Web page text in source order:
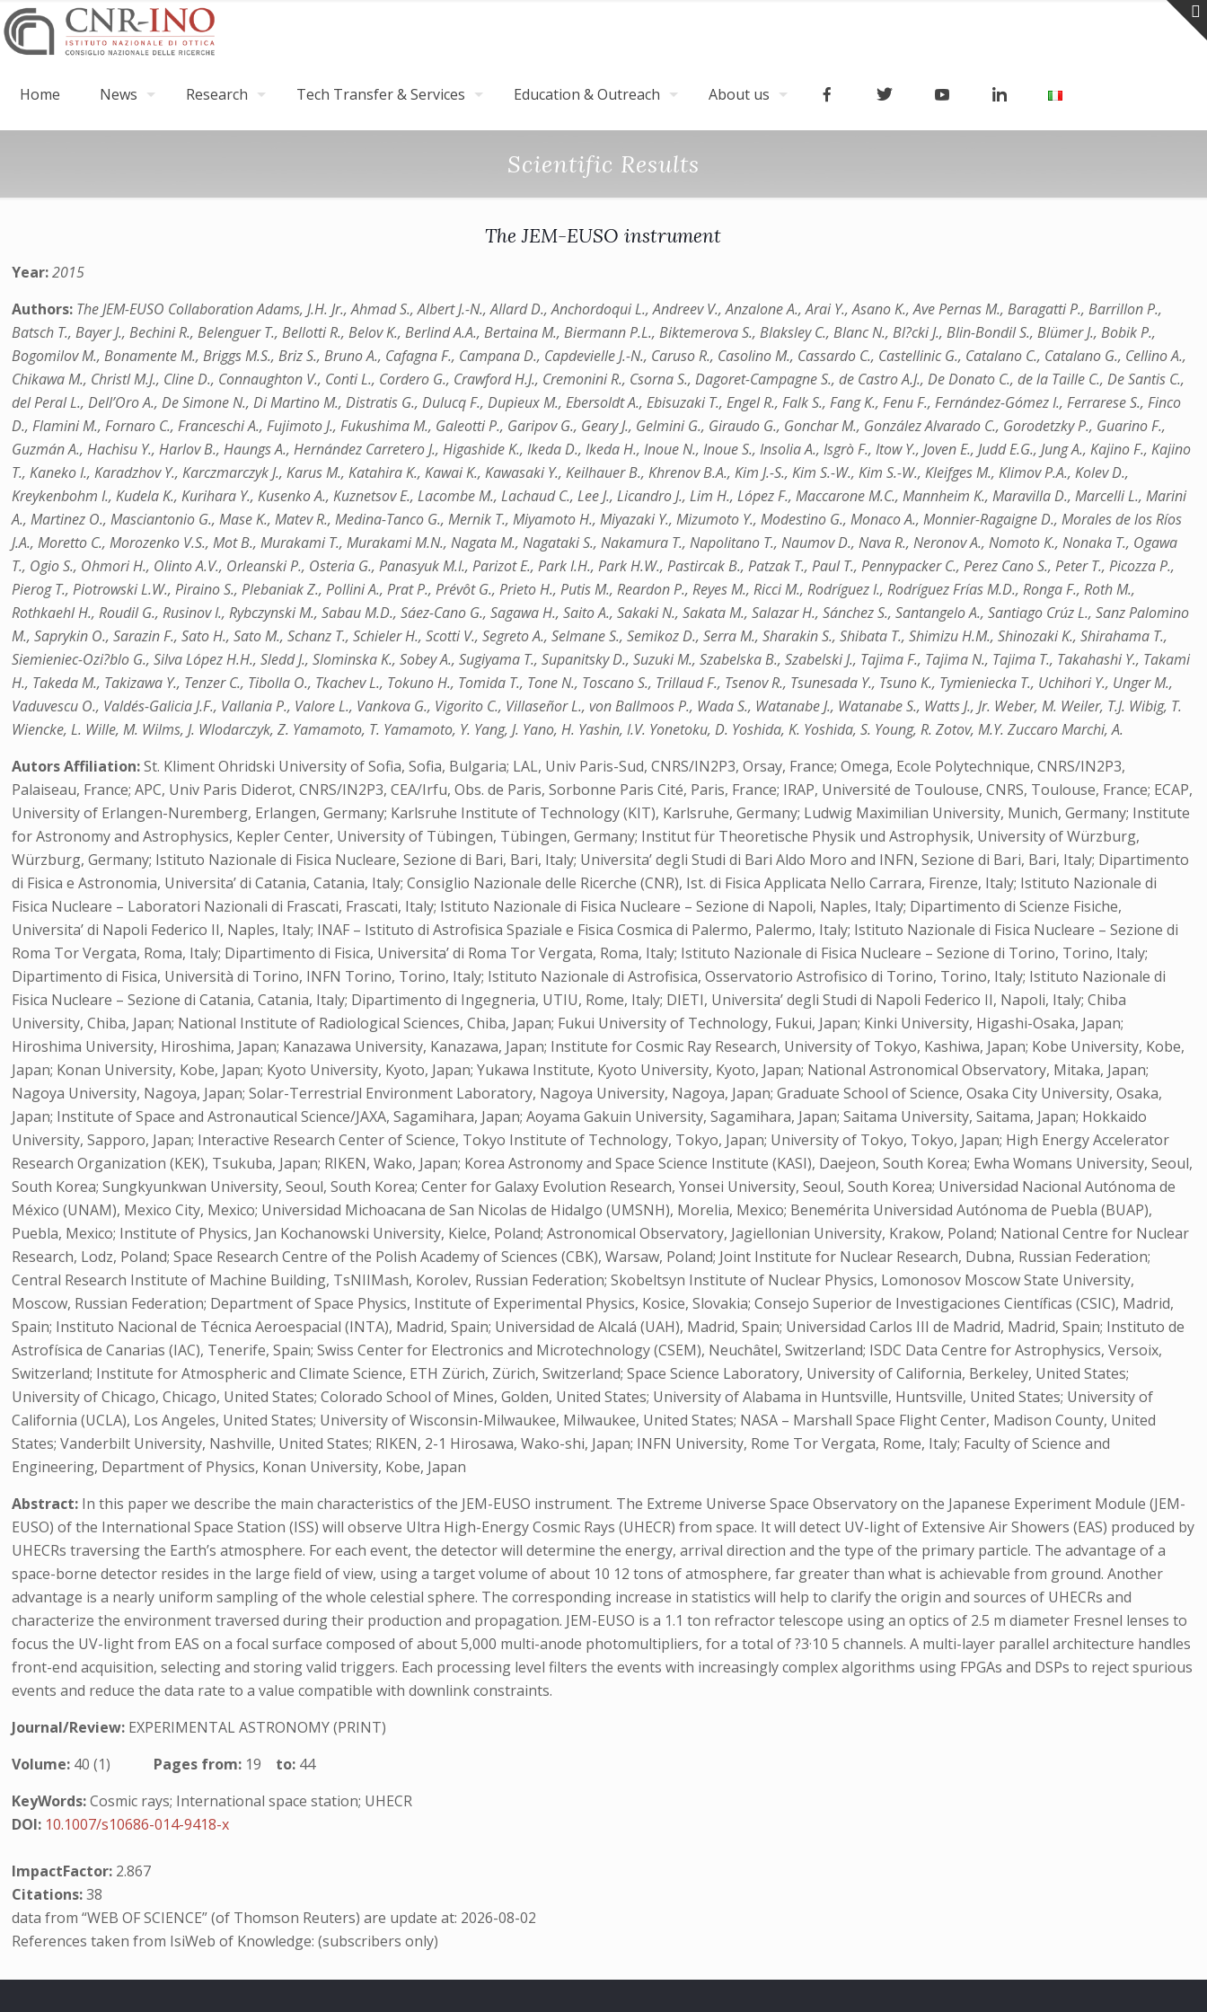
Home News Research Tech Transfer & Services Education & Outreach About us
Scientific Results
The JEM-EUSO instrument
Year:2015
Authors: The JEM-EUSO Collaboration Adams, J.H. Jr., Ahmad S., Albert J.-N., Allard D., Anchordoqui L., Andreev V., Anzalone A., Arai Y., Asano K., Ave Pernas M., Baragatti P., Barrillon P.,
Batsch T., Bayer J., Bechini R., Belenguer T., Bellotti R., Belov K., Berlind A.A., Bertaina M., Biermann P.L., Biktemerova S., Blaksley C., Blanc N., Bl?cki J., Blin-Bondil S., Blümer J., Bobik P.,
Bogomilov M., Bonamente M., Briggs M.S., Briz S., Bruno A., Cafagna F., Campana D., Capdevielle J.-N., Caruso R., Casolino M., Cassardo C., Castellinic G., Catalano C., Catalano G., Cellino A.,
Chikawa M., Christl M.J., Cline D., Connaughton V., Conti L., Cordero G., Crawford H.J., Cremonini R., Csorna S., Dagoret-Campagne S., de Castro A.J., De Donato C., de la Taille C., De Santis C.,
del Peral L., Dell’Oro A., De Simone N., Di Martino M., Distratis G., Dulucq F., Dupieux M., Ebersoldt A., Ebisuzaki T., Engel R., Falk S., Fang K., Fenu F., Fernández-Gómez I., Ferrarese S., Finco
D., Flamini M., Fornaro C., Franceschi A., Fujimoto J., Fukushima M., Galeotti P., Garipov G., Geary J., Gelmini G., Giraudo G., Gonchar M., González Alvarado C., Gorodetzky P., Guarino F.,
Guzmán A., Hachisu Y., Harlov B., Haungs A., Hernández Carretero J., Higashide K., Ikeda D., Ikeda H., Inoue N., Inoue S., Insolia A., Isgrò F., Itow Y., Joven E., Judd E.G., Jung A., Kajino F., Kajino
T., Kaneko I., Karadzhov Y., Karczmarczyk J., Karus M., Katahira K., Kawai K., Kawasaki Y., Keilhauer B., Khrenov B.A., Kim J.-S., Kim S.-W., Kim S.-W., Kleifges M., Klimov P.A., Kolev D.,
Kreykenbohm I., Kudela K., Kurihara Y., Kusenko A., Kuznetsov E., Lacombe M., Lachaud C., Lee J., Licandro J., Lim H., López F., Maccarone M.C., Mannheim K., Maravilla D., Marcelli L., Marini
A., Martinez O., Masciantonio G., Mase K., Matev R., Medina-Tanco G., Mernik T., Miyamoto H., Miyazaki Y., Mizumoto Y., Modestino G., Monaco A., Monnier-Ragaigne D., Morales de los Ríos
J.A., Moretto C., Morozenko V.S., Mot B., Murakami T., Murakami M.N., Nagata M., Nagataki S., Nakamura T., Napolitano T., Naumov D., Nava R., Neronov A., Nomoto K., Nonaka T., Ogawa
T., Ogio S., Ohmori H., Olinto A.V., Orleanski P., Osteria G., Panasyuk M.I., Parizot E., Park I.H., Park H.W., Pastircak B., Patzak T., Paul T., Pennypacker C., Perez Cano S., Peter T., Picozza P.,
Pierog T., Piotrowski L.W., Piraino S., Plebaniak Z., Pollini A., Prat P., Prévôt G., Prieto H., Putis M., Reardon P., Reyes M., Ricci M., Rodríguez I., Rodríguez Frías M.D., Ronga F., Roth M.,
Rothkaehl H., Roudil G., Rusinov I., Rybczynski M., Sabau M.D., Sáez-Cano G., Sagawa H., Saito A., Sakaki N., Sakata M., Salazar H., Sánchez S., Santangelo A., Santiago Crúz L., Sanz Palomino
M., Saprykin O., Sarazin F., Sato H., Sato M., Schanz T., Schieler H., Scotti V., Segreto A., Selmane S., Semikoz D., Serra M., Sharakin S., Shibata T., Shimizu H.M., Shinozaki K., Shirahama T.,
Siemieniec-Ozi?blo G., Silva López H.H., Sledd J., Slominska K., Sobey A., Sugiyama T., Supanitsky D., Suzuki M., Szabelska B., Szabelski J., Tajima F., Tajima N., Tajima T., Takahashi Y., Takami
H., Takeda M., Takizawa Y., Tenzer C., Tibolla O., Tkachev L., Tokuno H., Tomida T., Tone N., Toscano S., Trillaud F., Tsenov R., Tsunesada Y., Tsuno K., Tymieniecka T., Uchihori Y., Unger M.,
Vaduvescu O., Valdés-Galicia J.F., Vallania P., Valore L., Vankova G., Vigorito C., Villaseñor L., von Ballmoos P., Wada S., Watanabe J., Watanabe S., Watts J., Jr. Weber, M. Weiler, T.J. Wibig, T.
Wiencke, L. Wille, M. Wilms, J. Wlodarczyk, Z. Yamamoto, T. Yamamoto, Y. Yang, J. Yano, H. Yashin, I.V. Yonetoku, D. Yoshida, K. Yoshida, S. Young, R. Zotov, M.Y. Zuccaro Marchi, A.
Autors Affiliation:St. Kliment Ohridski University of Sofia, Sofia, Bulgaria; LAL, Univ Paris-Sud, CNRS/IN2P3, Orsay, France; Omega, Ecole Polytechnique, CNRS/IN2P3,
Palaiseau, France; APC, Univ Paris Diderot, CNRS/IN2P3, CEA/Irfu, Obs. de Paris, Sorbonne Paris Cité, Paris, France; IRAP, Université de Toulouse, CNRS, Toulouse, France; ECAP,
University of Erlangen-Nuremberg, Erlangen, Germany; Karlsruhe Institute of Technology (KIT), Karlsruhe, Germany; Ludwig Maximilian University, Munich, Germany; Institute
for Astronomy and Astrophysics, Kepler Center, University of Tübingen, Tübingen, Germany; Institut für Theoretische Physik und Astrophysik, University of Würzburg,
Würzburg, Germany; Istituto Nazionale di Fisica Nucleare, Sezione di Bari, Bari, Italy; Universita’ degli Studi di Bari Aldo Moro and INFN, Sezione di Bari, Bari, Italy; Dipartimento
di Fisica e Astronomia, Universita’ di Catania, Catania, Italy; Consiglio Nazionale delle Ricerche (CNR), Ist. di Fisica Applicata Nello Carrara, Firenze, Italy; Istituto Nazionale di
Fisica Nucleare – Laboratori Nazionali di Frascati, Frascati, Italy; Istituto Nazionale di Fisica Nucleare – Sezione di Napoli, Naples, Italy; Dipartimento di Scienze Fisiche,
Universita’ di Napoli Federico II, Naples, Italy; INAF – Istituto di Astrofisica Spaziale e Fisica Cosmica di Palermo, Palermo, Italy; Istituto Nazionale di Fisica Nucleare – Sezione di
Roma Tor Vergata, Roma, Italy; Dipartimento di Fisica, Universita’ di Roma Tor Vergata, Roma, Italy; Istituto Nazionale di Fisica Nucleare – Sezione di Torino, Torino, Italy;
Dipartimento di Fisica, Università di Torino, INFN Torino, Torino, Italy; Istituto Nazionale di Astrofisica, Osservatorio Astrofisico di Torino, Torino, Italy; Istituto Nazionale di
Fisica Nucleare – Sezione di Catania, Catania, Italy; Dipartimento di Ingegneria, UTIU, Rome, Italy; DIETI, Universita’ degli Studi di Napoli Federico II, Napoli, Italy; Chiba
University, Chiba, Japan; National Institute of Radiological Sciences, Chiba, Japan; Fukui University of Technology, Fukui, Japan; Kinki University, Higashi-Osaka, Japan;
Hiroshima University, Hiroshima, Japan; Kanazawa University, Kanazawa, Japan; Institute for Cosmic Ray Research, University of Tokyo, Kashiwa, Japan; Kobe University, Kobe,
Japan; Konan University, Kobe, Japan; Kyoto University, Kyoto, Japan; Yukawa Institute, Kyoto University, Kyoto, Japan; National Astronomical Observatory, Mitaka, Japan;
Nagoya University, Nagoya, Japan; Solar-Terrestrial Environment Laboratory, Nagoya University, Nagoya, Japan; Graduate School of Science, Osaka City University, Osaka,
Japan; Institute of Space and Astronautical Science/JAXA, Sagamihara, Japan; Aoyama Gakuin University, Sagamihara, Japan; Saitama University, Saitama, Japan; Hokkaido
University, Sapporo, Japan; Interactive Research Center of Science, Tokyo Institute of Technology, Tokyo, Japan; University of Tokyo, Tokyo, Japan; High Energy Accelerator
Research Organization (KEK), Tsukuba, Japan; RIKEN, Wako, Japan; Korea Astronomy and Space Science Institute (KASI), Daejeon, South Korea; Ewha Womans University, Seoul,
South Korea; Sungkyunkwan University, Seoul, South Korea; Center for Galaxy Evolution Research, Yonsei University, Seoul, South Korea; Universidad Nacional Autónoma de
México (UNAM), Mexico City, Mexico; Universidad Michoacana de San Nicolas de Hidalgo (UMSNH), Morelia, Mexico; Benemérita Universidad Autónoma de Puebla (BUAP),
Puebla, Mexico; Institute of Physics, Jan Kochanowski University, Kielce, Poland; Astronomical Observatory, Jagiellonian University, Krakow, Poland; National Centre for Nuclear
Research, Lodz, Poland; Space Research Centre of the Polish Academy of Sciences (CBK), Warsaw, Poland; Joint Institute for Nuclear Research, Dubna, Russian Federation;
Central Research Institute of Machine Building, TsNIIMash, Korolev, Russian Federation; Skobeltsyn Institute of Nuclear Physics, Lomonosov Moscow State University,
Moscow, Russian Federation; Department of Space Physics, Institute of Experimental Physics, Kosice, Slovakia; Consejo Superior de Investigaciones Científicas (CSIC), Madrid,
Spain; Instituto Nacional de Técnica Aeroespacial (INTA), Madrid, Spain; Universidad de Alcalá (UAH), Madrid, Spain; Universidad Carlos III de Madrid, Madrid, Spain; Instituto de
Astrofísica de Canarias (IAC), Tenerife, Spain; Swiss Center for Electronics and Microtechnology (CSEM), Neuchâtel, Switzerland; ISDC Data Centre for Astrophysics, Versoix,
Switzerland; Institute for Atmospheric and Climate Science, ETH Zürich, Zürich, Switzerland; Space Science Laboratory, University of California, Berkeley, United States;
University of Chicago, Chicago, United States; Colorado School of Mines, Golden, United States; University of Alabama in Huntsville, Huntsville, United States; University of
California (UCLA), Los Angeles, United States; University of Wisconsin-Milwaukee, Milwaukee, United States; NASA – Marshall Space Flight Center, Madison County, United
States; Vanderbilt University, Nashville, United States; RIKEN, 2-1 Hirosawa, Wako-shi, Japan; INFN University, Rome Tor Vergata, Rome, Italy; Faculty of Science and
Engineering, Department of Physics, Konan University, Kobe, Japan
Abstract: In this paper we describe the main characteristics of the JEM-EUSO instrument. The Extreme Universe Space Observatory on the Japanese Experiment Module (JEM-
EUSO) of the International Space Station (ISS) will observe Ultra High-Energy Cosmic Rays (UHECR) from space. It will detect UV-light of Extensive Air Showers (EAS) produced by
UHECRs traversing the Earth’s atmosphere. For each event, the detector will determine the energy, arrival direction and the type of the primary particle. The advantage of a
space-borne detector resides in the large field of view, using a target volume of about 10 12 tons of atmosphere, far greater than what is achievable from ground. Another
advantage is a nearly uniform sampling of the whole celestial sphere. The corresponding increase in statistics will help to clarify the origin and sources of UHECRs and
characterize the environment traversed during their production and propagation. JEM-EUSO is a 1.1 ton refractor telescope using an optics of 2.5 m diameter Fresnel lenses to
focus the UV-light from EAS on a focal surface composed of about 5,000 multi-anode photomultipliers, for a total of ?3·10 5 channels. A multi-layer parallel architecture handles
front-end acquisition, selecting and storing valid triggers. Each processing level filters the events with increasingly complex algorithms using FPGAs and DSPs to reject spurious
events and reduce the data rate to a value compatible with downlink constraints.
Journal/Review: EXPERIMENTAL ASTRONOMY (PRINT)
Volume: 40 (1) Pages from: 19 to: 44
KeyWords:Cosmic rays; International space station; UHECR
DOI: 10.1007/s10686-014-9418-x
ImpactFactor: 2.867
Citations:38
data from “WEB OF SCIENCE” (of Thomson Reuters) are update at: 2026-08-02
References taken from IsiWeb of Knowledge: (subscribers only)